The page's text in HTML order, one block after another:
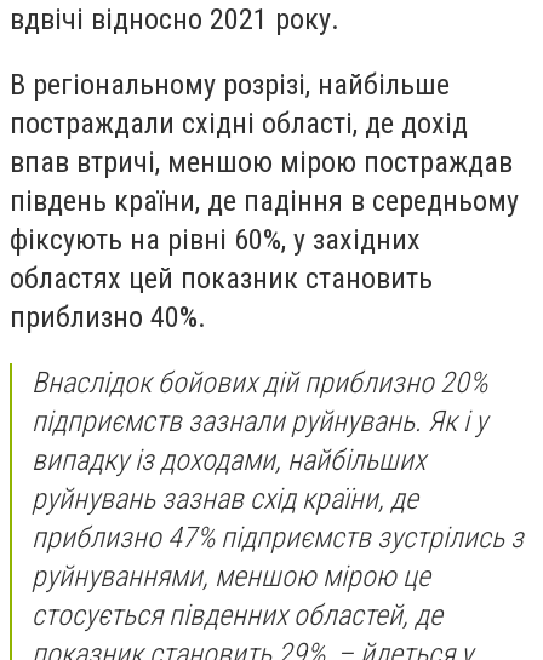
вдвічі відносно 2021 року.
В регіональному розрізі, найбільше
постраждали східні області, де дохід
впав втричі, меншою мірою постраждав
південь країни, де падіння в середньому
фіксують на рівні 60%, у західних
областях цей показник становить
приблизно 40%.
Внаслідок бойових дій приблизно 20%
підприємств зазнали руйнувань. Як і у
випадку із доходами, найбільших
руйнувань зазнав схід країни, де
приблизно 47% підприємств зустрілись з
руйнуваннями, меншою мірою це
стосується південних областей, де